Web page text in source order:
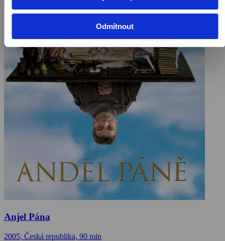
Odmítnout
Anjel Pána
2005, Česká republika, 90 min